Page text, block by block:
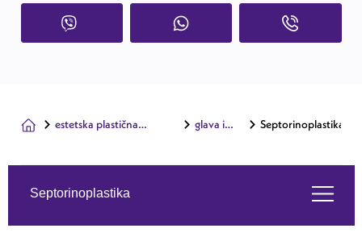
estetska plastična
glava i
Septorinoplastika
Septorinoplastika